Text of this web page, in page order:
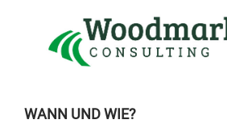
WANN UND WIE?